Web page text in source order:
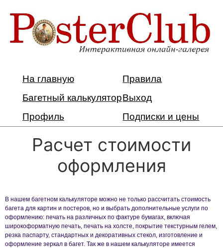
На главную
Правила
Багетный калькуляторВыход
Профиль
Подписки и цены
Расчет стоимости
оформления
В нашем багетном калькуляторе можно не только рассчитать стоимость
багета для картин и постеров, но и выбрать дополнительные услуги по
оформлению: печать на различных по фактуре бумагах, включая
широкоформатную печать, печать на холсте, покрытие текстурным гелем,
резка паспарту, стандартных и декоративных стекол, изготовление и
оформление зеркал в багет. Так же в нашем калькуляторе имеется